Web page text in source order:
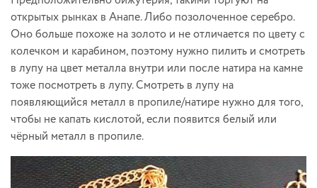
открытых рынках в Анапе. Либо позолоченное серебро.
Оно больше похоже на золото и не отличается по цвету с
колечком и карабином, поэтому нужно пилить и смотреть
в лупу на цвет металла внутри или после натира на камне
тоже посмотреть в лупу. Смотреть в лупу на
появляющийся металл в пропиле/натире нужно для того,
чтобы не капать кислотой, если появится белый или
чёрный металл в пропиле.